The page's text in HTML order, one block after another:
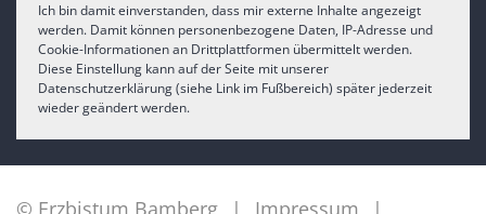
Ich bin damit einverstanden, dass mir externe Inhalte angezeigt
werden. Damit können personenbezogene Daten, IP-Adresse und
Cookie-Informationen an Drittplattformen übermittelt werden.
Diese Einstellung kann auf der Seite mit unserer
Datenschutzerklärung (siehe Link im Fußbereich) später jederzeit
wieder geändert werden.
© Erzbistum Bamberg
Impressum